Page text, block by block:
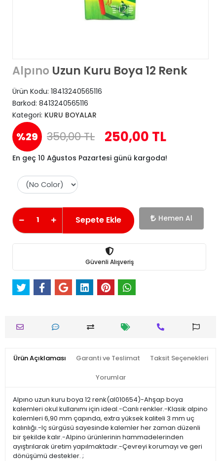
Alpıno Uzun Kuru Boya 12 Renk
Ürün Kodu: 18413240565116
Barkod: 8413240565116
Kategori: KURU BOYALAR
%29 350,00 TL 250,00 TL
En geç 10 Ağustos Pazartesi günü kargoda!
Sepete Ekle Hemen Al
Güvenli Alışveriş
Ürün Açıklaması Garanti ve Teslimat Taksit Seçenekleri
Yorumlar
Alpıno uzun kuru boya 12 renk(al010654)-Ahşap boya
kalemleri okul kullanımı için ideal.-Canlı renkler.-Klasik alpino
kalemleri 6,90 mm çapında, extra yüksek kaliteli 3 mm uç
kalınlığı.-Iç sürgüsü sayesinde kalemler her zaman düzenli
bir şekilde kalır.-Alpino ürünlerinin hammadelerinden
ayıştırılarak üretim yapılmaktadır.-Çevreyi korumayı ve geri
dönüşümü destekler. ;